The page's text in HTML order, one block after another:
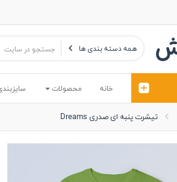
همه دسته بندی ها
خانه محصولات
تیشرت پنبه ای صدری Dreams